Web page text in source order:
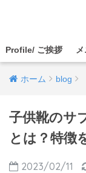
Profile/ ご挨拶
ホーム blog
子供靴のサ
とは？特徴
2023/02/11